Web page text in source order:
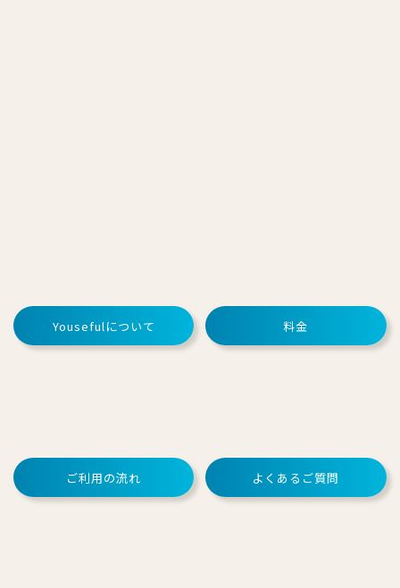
Yousefulについて 料金
ご利用の流れ よくあるご質問